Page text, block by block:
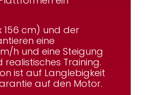
156 cm) und der
eine
h und eine Steigung
realistisches Training.
ist auf Langlebigkeit
auf den Motor.